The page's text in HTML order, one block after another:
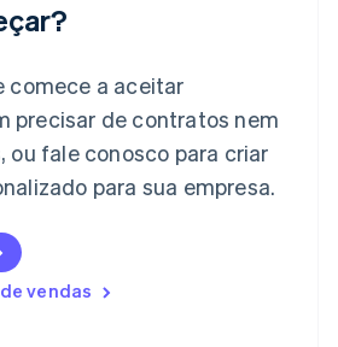
comece a aceitar
precisar de contratos nem
ou fale conosco para criar
para sua empresa.
vendas